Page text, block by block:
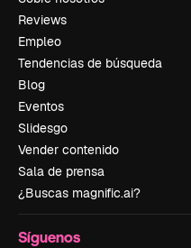
Reviews
Empleo
Tendencias de búsqueda
Blog
Eventos
Slidesgo
Vender contenido
Sala de prensa
¿Buscas magnific.ai?
Síguenos